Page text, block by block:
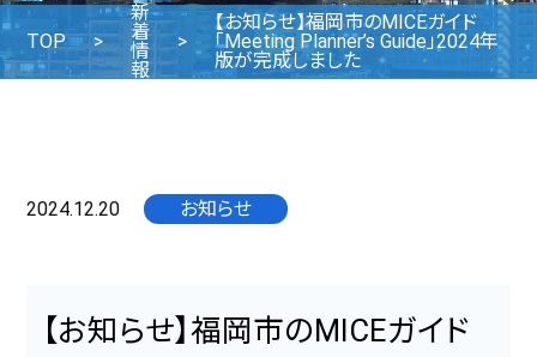
TOP
新
着
情
報
【お知らせ】福岡市のMICEガイド
「Meeting Planner’s Guide」2024年
版が完成しました
2024.12.20 お知らせ
【お知らせ】福岡市のMICEガイド